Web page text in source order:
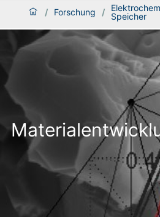
/ Forschung /
Speicher